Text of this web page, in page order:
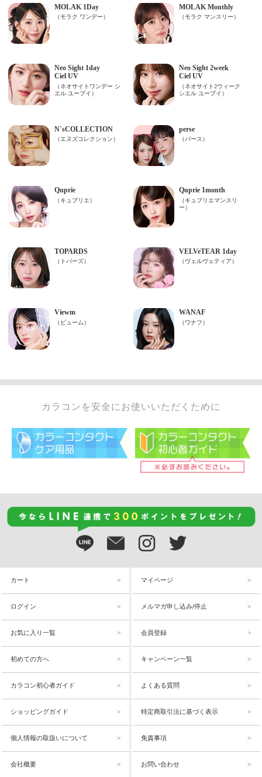
カラコンを安全にお使いいただくために
カート マイページ
ログイン メルマガ申し込み/停止
お気に入り一覧 会員登録
初めての方へ キャンペーン一覧
カラコン初心者ガイド よくある質問
ショッピングガイド 特定商取引法に基づく表示
個人情報の取扱いについて 免責事項
会社概要 お問い合わせ